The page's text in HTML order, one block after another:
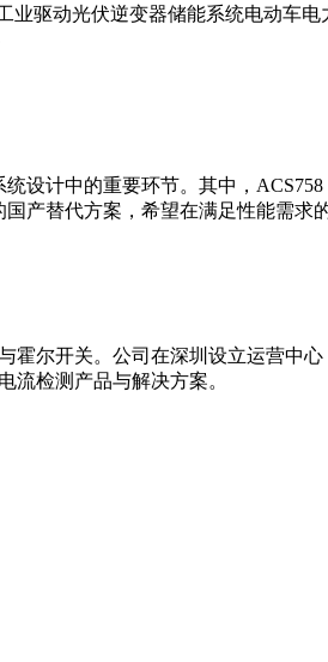
驱动光伏逆变器储能系统电动车
设计中的重要环节。其中，
产替代方案，希望在满足性能需求
尔开关。公司在深圳设立运营中
流检测产品与解决方案。